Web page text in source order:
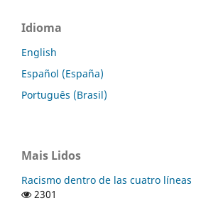
Idioma
English
Español (España)
Português (Brasil)
Mais Lidos
Racismo dentro de las cuatro líneas
2301